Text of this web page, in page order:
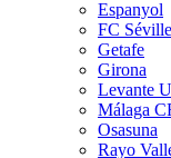
Espanyol
FC Séville
Getafe
Girona
Levante
Málaga
Osasuna
Rayo